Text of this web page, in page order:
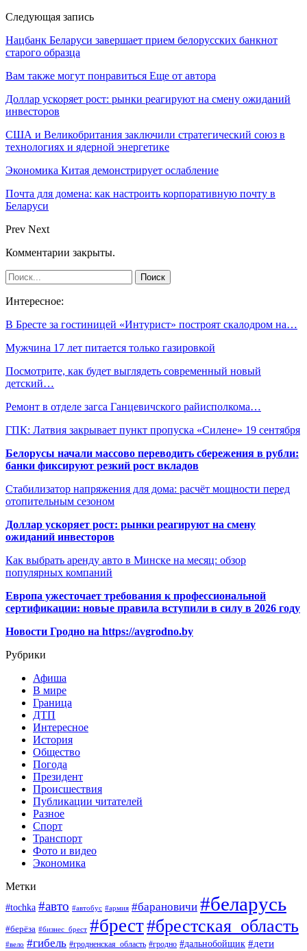
Следующая запись
Нацбанк Беларуси завершает прием белорусских банкнот
старого образца
Вам также могут понравиться Еще от автора
Доллар ускоряет рост: рынки реагируют на смену ожиданий
инвесторов
США и Великобритания заключили стратегический союз в
технологиях и ядерной энергетике
Экономика Китая демонстрирует ослабление
Почта для домена: как настроить корпоративную почту в
Беларуси
Prev Next
Комментарии закрыты.
Интересное:
В Бресте за гостиницей «Интурист» построят скалодром на…
Мужчина 17 лет питается только газировкой
Посмотрите, как будет выглядеть современный новый
детский…
Ремонт в отделе загса Ганцевичского райисполкома…
ГПК: Латвия закрывает пункт пропуска «Силене» 19 сентября
Белорусы начали массово переводить сбережения в рубли:
банки фиксируют резкий рост вкладов
Стабилизатор напряжения для дома: расчёт мощности перед
отопительным сезоном
Доллар ускоряет рост: рынки реагируют на смену
ожиданий инвесторов
Как выбрать аренду авто в Минске на месяц: обзор
популярных компаний
Европа ужесточает требования к профессиональной
сертификации: новые правила вступили в силу в 2026 году
Новости Гродно на https://avgrodno.by
Рубрики
Афиша
В мире
Граница
ДТП
Интересное
История
Общество
Погода
Президент
Происшествия
Публикации читателей
Разное
Спорт
Транспорт
Фото и видео
Экономика
Метки
#tochka #авто #автобус #армия #барановичи #беларусь
#берёза #бизнес_брест #брест#брестская_область
#вело #гибель #гродненская_область #гродно #дальнобойщик #дети